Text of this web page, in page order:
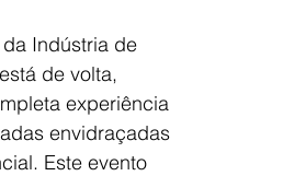
Indústria de
de volta,
experiência
envidraçadas
Este evento